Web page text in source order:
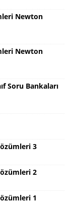
Newton
Newton
Soru Bankaları
3
2
1